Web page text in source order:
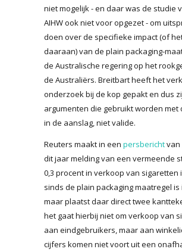
niet mogelijk - en daar was de studie
AIHW ook niet voor opgezet - om
doen over de specifieke impact (of
daaraan) van de plain packaging-
de Australische regering op het
de Australiërs. Breitbart heeft het
onderzoek bij de kop gepakt en dus
argumenten die gebruikt worden met
in de aanslag, niet valide.
Reuters maakt in een persberichtvan
dit jaar melding van een vermeende
0,3 procent in verkoop van sigaretten
sinds de plain packaging maatregel
maar plaatst daar direct twee
het gaat hierbij niet om verkoop van
aan eindgebruikers, maar aan
cijfers komen niet voort uit een